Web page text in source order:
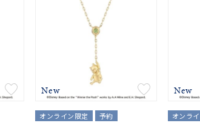
気分転換
エリー
ベストセレクション
New
オンライン限定 予約
New
オンラ